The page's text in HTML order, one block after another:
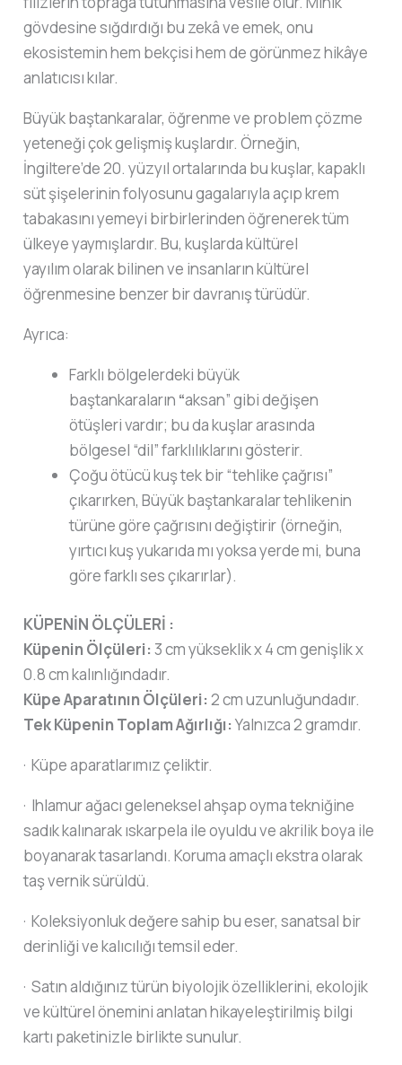
gövdesine sığdırdığı bu zekâ ve emek, onu
ekosistemin hem bekçisi hem de görünmez hikâye
anlatıcısı kılar.
Büyük baştankaralar, öğrenme ve problem çözme
yeteneği çok gelişmiş kuşlardır. Örneğin,
İngiltere’de 20. yüzyıl ortalarında bu kuşlar, kapaklı
süt şişelerinin folyosunu gagalarıyla açıp krem
tabakasını yemeyi birbirlerinden öğrenerek tüm
ülkeye yaymışlardır. Bu, kuşlarda kültürel
yayılım olarak bilinen ve insanların kültürel
öğrenmesine benzer bir davranış türüdür.
Ayrıca:
Farklı bölgelerdeki büyük
baştankaraların “aksan” gibi değişen
ötüşleri vardır; bu da kuşlar arasında
bölgesel “dil” farklılıklarını gösterir.
Çoğu ötücü kuş tek bir “tehlike çağrısı”
çıkarırken, Büyük baştankaralartehlikenin
türüne göre çağrısını değiştirir (örneğin,
yırtıcı kuş yukarıda mı yoksa yerde mi, buna
göre farklı ses çıkarırlar).
KÜPENİN ÖLÇÜLERİ :
Küpenin Ölçüleri: 3 cm yükseklik x 4 cm genişlik x
0.8 cm kalınlığındadır.
Küpe Aparatının Ölçüleri:2 cm uzunluğundadır.
Tek Küpenin Toplam Ağırlığı:Yalnızca 2 gramdır.
· Küpe aparatlarımız çeliktir.
· Ihlamur ağacı geleneksel ahşap oyma tekniğine
sadık kalınarak ıskarpela ile oyuldu ve akrilik boya ile
boyanarak tasarlandı. Koruma amaçlı ekstra olarak
taş vernik sürüldü.
· Koleksiyonluk değere sahip bu eser, sanatsal bir
derinliği ve kalıcılığı temsil eder.
· Satın aldığınız türün biyolojik özelliklerini, ekolojik
ve kültürel önemini anlatan hikayeleştirilmiş bilgi
kartı paketinizle birlikte sunulur.